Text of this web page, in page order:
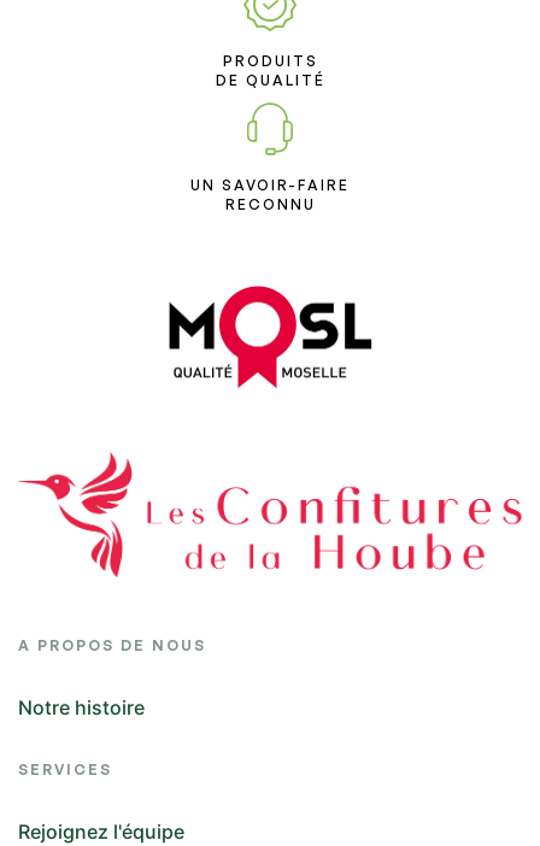
PRODUITS
DE QUALITÉ
UN SAVOIR-FAIRE
RECONNU
A PROPOS DE NOUS
Notre histoire
SERVICES
Rejoignez l'équipe